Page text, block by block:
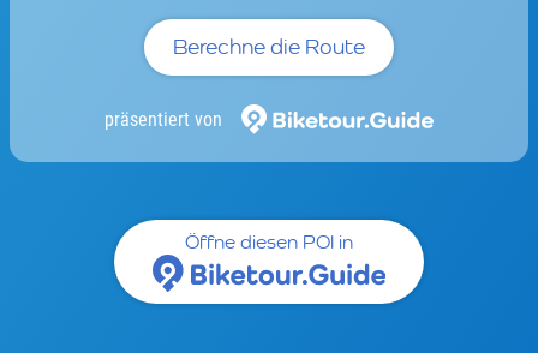
Berechne die Route
präsentiert von
Öffne diesen POI in